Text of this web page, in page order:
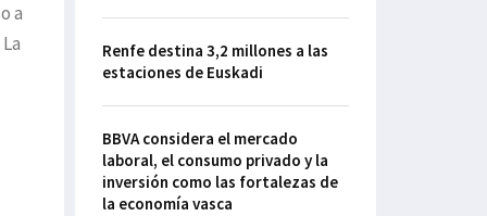
a
Renfe destina 3,2 millones a las
estaciones de Euskadi
BBVA considera el mercado
laboral, el consumo privado y la
inversión como las fortalezas de
la economía vasca